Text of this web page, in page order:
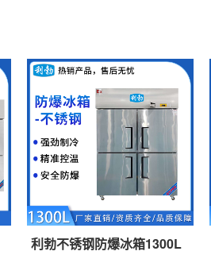
利勃不锈钢防爆冰箱1300L